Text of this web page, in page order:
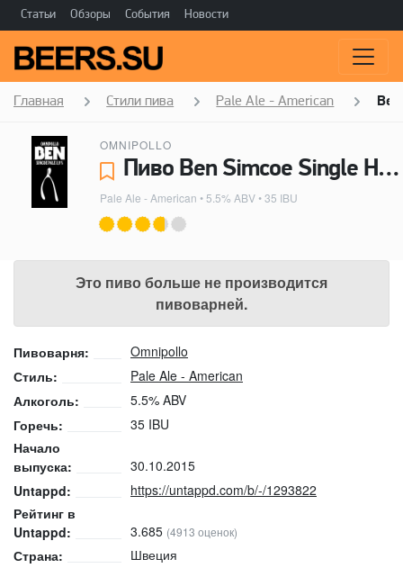
Статьи Обзоры События Новости
Главная Стили пива Pale Ale - American
OMNIPOLLO
Пиво Ben Simcoe Single Hop Pale - Omnipollo
Pale Ale - American • 5.5% ABV • 35 IBU
Это пиво больше не производится
пивоварней.
Пивоварня:
Omnipollo
Стиль:
Pale Ale - American
Алкоголь:
5.5% ABV
Горечь:
35 IBU
Начало
выпуска:
30.10.2015
Untappd:
https://untappd.com/b/-/1293822
Рейтинг в
Untappd:
3.685 (4913 оценок)
Страна: Швеция